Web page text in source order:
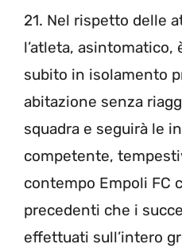
21. Nel rispetto delle
l’atleta, asintomatico,
subito in isolamento
abitazione senza
squadra e seguirà le
competente,
contempo Empoli FC
precedenti che i
effettuati sull’intero